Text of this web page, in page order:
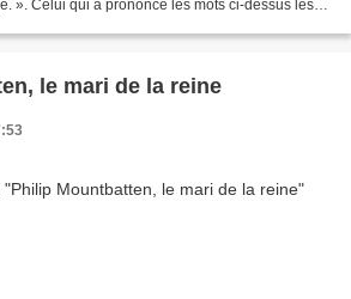
». Celui qui a prononcé les mots ci-dessus les
le mari de la reine